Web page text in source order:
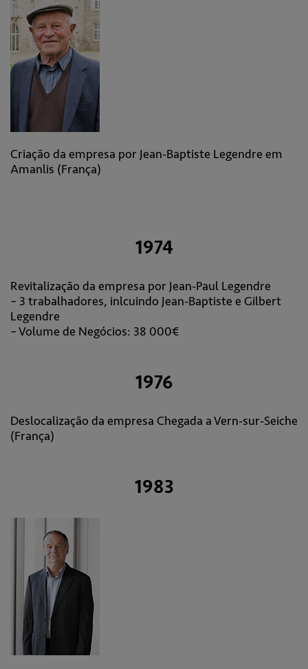
Criação da empresa por Jean-Baptiste Legendre em
Amanlis (França)
1974
Revitalização da empresa por Jean-Paul Legendre
– 3 trabalhadores, inlcuindo Jean-Baptiste e Gilbert
Legendre
– Volume de Negócios: 38 000€
1976
Deslocalização da empresa Chegada a Vern-sur-Seiche
(França)
1983